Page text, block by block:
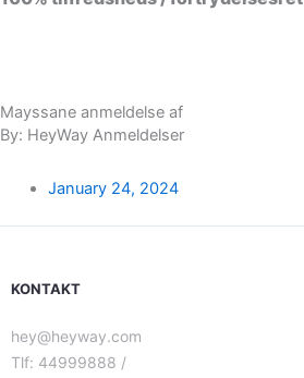
Mayssane anmeldelse af
By: HeyWay Anmeldelser
January 24, 2024
KONTAKT
hey@heyway.com
Tlf: 44999888 /